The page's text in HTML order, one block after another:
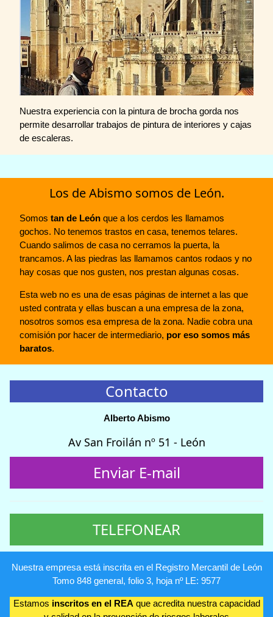
Nuestra experiencia con la pintura de brocha gorda nos
permite desarrollar trabajos de pintura de interiores y cajas
de escaleras.
Los de Abismo somos de León.
Somos tan de León que a los cerdos les llamamos
gochos. No tenemos trastos en casa, tenemos telares.
Cuando salimos de casa no cerramos la puerta, la
trancamos. A las piedras las llamamos cantos rodaos y no
hay cosas que nos gusten, nos prestan algunas cosas.
Esta web no es una de esas páginas de internet a las que
usted contrata y ellas buscan a una empresa de la zona,
nosotros somos esa empresa de la zona. Nadie cobra una
comisión por hacer de intermediario, por eso somos más
baratos.
Contacto
Alberto Abismo
Av San Froilán nº 51 - León
Enviar E-mail
TELEFONEAR
Nuestra empresa está inscrita en el Registro Mercantil de León
Tomo 848 general, folio 3, hoja nº LE: 9577
Estamos inscritos en el REA que acredita nuestra capacidad